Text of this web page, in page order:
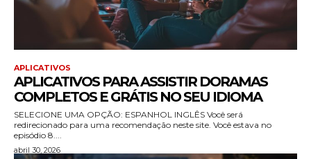
APLICATIVOS
APLICATIVOS PARA ASSISTIR DORAMAS
COMPLETOS E GRÁTIS NO SEU IDIOMA
SELECIONE UMA OPÇÃO: ESPANHOL INGLÊS Você será
redirecionado para uma recomendação neste site. Você estava no
episódio 8....
abril 30, 2026